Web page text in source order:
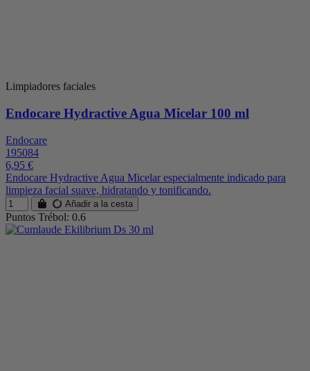
Limpiadores faciales
Endocare Hydractive Agua Micelar 100 ml
Endocare
195084
6,95 €
Endocare Hydractive Agua Micelar especialmente indicado para
limpieza facial suave, hidratando y tonificando.
Añadir a la cesta
Puntos Trébol: 0.6